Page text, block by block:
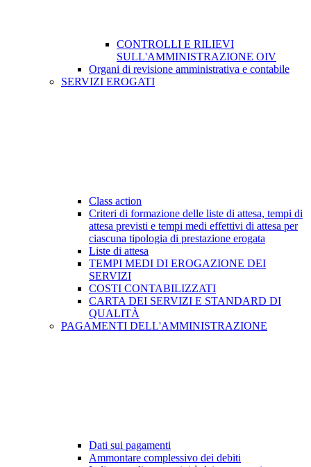
CONTROLLI E RILIEVI
SULL'AMMINISTRAZIONE OIV
Organi di revisione amministrativa e contabile
SERVIZI EROGATI
Class action
Criteri di formazione delle liste di attesa, tempi di
attesa previsti e tempi medi effettivi di attesa per
ciascuna tipologia di prestazione erogata
Liste di attesa
TEMPI MEDI DI EROGAZIONE DEI
SERVIZI
COSTI CONTABILIZZATI
CARTA DEI SERVIZI E STANDARD DI
QUALITÀ
PAGAMENTI DELL'AMMINISTRAZIONE
Dati sui pagamenti
Ammontare complessivo dei debiti